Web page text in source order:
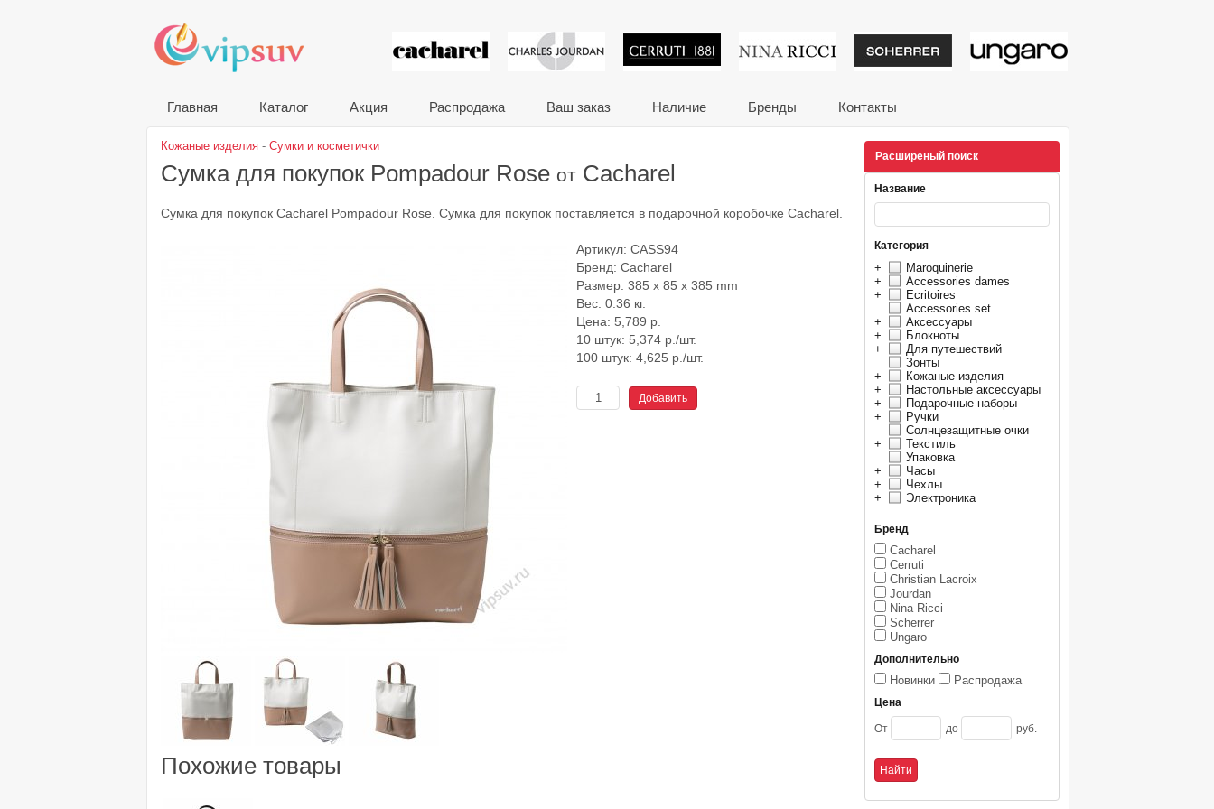
VIP сувениры и корпоративные подарки от
Главная Каталог Акция Распродажа Ваш заказ Наличие Бренды Контакты
Расширеный поиск
Название
Категория
+
Maroquinerie
+
Accessories dames
+
Ecritoires
Accessories set
+
Аксессуары
+
Блокноты
+
Для путешествий
Зонты
+
Кожаные изделия
+
Настольные аксессуары
+
Подарочные наборы
+
Ручки
Солнцезащитные очки
+
Текстиль
Упаковка
+
Часы
+
Чехлы
+
Электроника
Бренд
Cacharel
Cerruti
Christian Lacroix
Jourdan
Nina Ricci
Scherrer
Ungaro
Дополнительно
Новинки Распродажа
Цена
От до руб.
Кожаные изделия - Сумки и косметички
Сумка для покупок Pompadour Rose от Cacharel
Сумка для покупок Cacharel Pompadour Rose. Сумка для покупок поставляется в подарочной коробочке Cacharel.
Артикул: CASS94
Бренд: Cacharel
Размер: 385 x 85 x 385 mm
Вес: 0.36 кг.
Цена: 5,789 р.
10 штук: 5,374 р./шт.
100 штук: 4,625 р./шт.
Похожие товары